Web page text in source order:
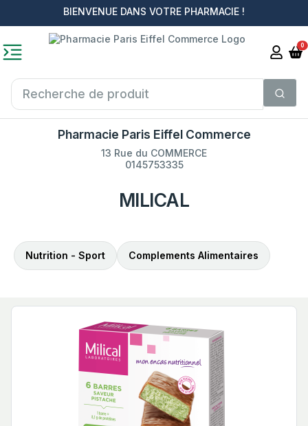
BIENVENUE DANS VOTRE PHARMACIE !
0
Pharmacie Paris Eiffel Commerce
13 Rue du COMMERCE
0145753335
MILICAL
Nutrition - Sport Complements Alimentaires